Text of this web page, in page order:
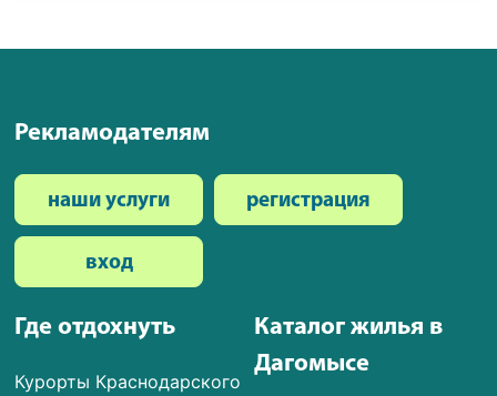
Где отдохнуть
Курорты Краснодарского
Каталог жилья в
Дагомысе
Рекламодателям
наши услуги регистрация
вход